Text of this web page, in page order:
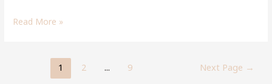
Read More »
1 2 ... 9 Next Page →